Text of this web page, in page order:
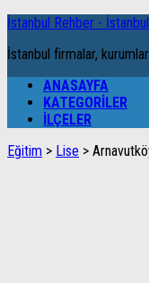
İstanbul Rehber -
İstanbul firmalar,
ANASAYFA
KATEGORILER
İLÇELER
Eğitim > Lise >